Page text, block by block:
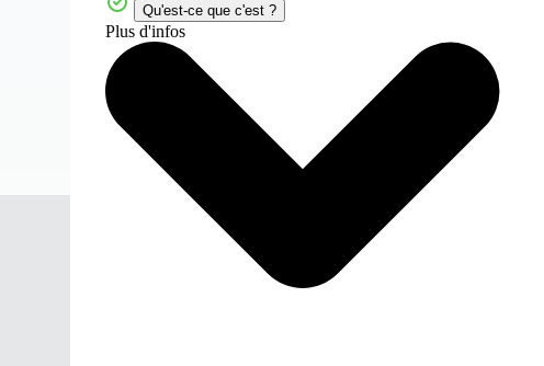
Qu'est-ce que c'est ?
Plus d'infos